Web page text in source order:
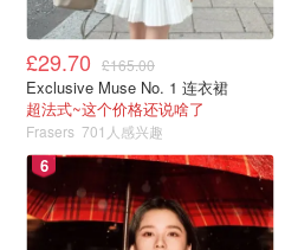
£29.70 £165.00
Exclusive Muse No. 1 连衣裙
超法式~这个价格还说啥了
Frasers 701人感兴趣
6